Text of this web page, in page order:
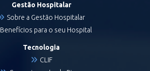
Gestão Hospitalar
Sobre a Gestão Hospitalar
Benefícios para o seu Hospital
Tecnologia
CLIF